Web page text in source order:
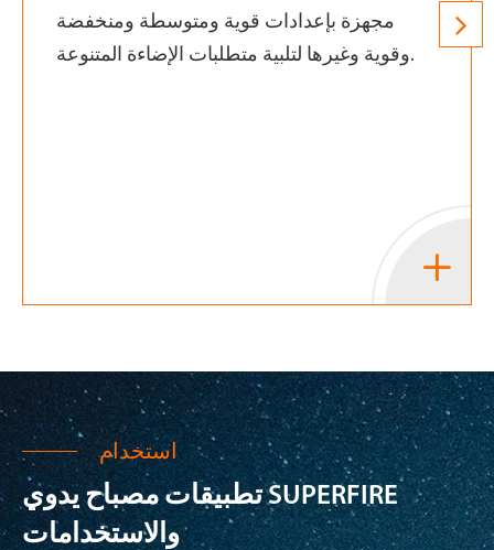
مجهزة بإعدادات قوية ومتوسطة ومنخفضة
وقوية وغيرها لتلبية متطلبات الإضاءة المتنوعة.

استخدام
تطبيقات مصباح يدوي SUPERFIRE
والاستخدامات